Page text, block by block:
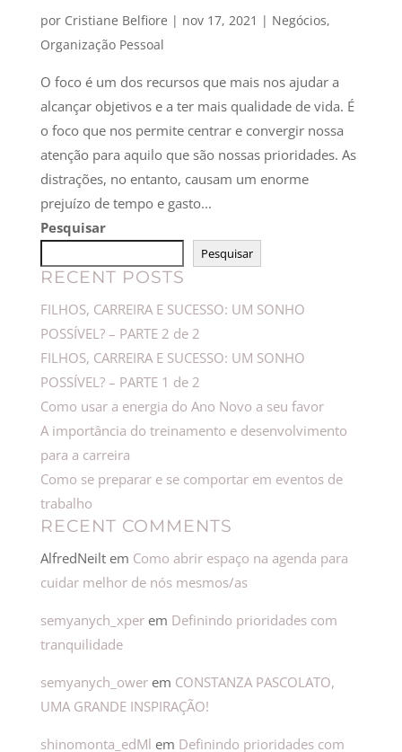
por Cristiane Belfiore | nov 17, 2021 | Negócios,
Organização Pessoal
O foco é um dos recursos que mais nos ajudar a
alcançar objetivos e a ter mais qualidade de vida. É
o foco que nos permite centrar e convergir nossa
atenção para aquilo que são nossas prioridades. As
distrações, no entanto, causam um enorme
prejuízo de tempo e gasto...
Pesquisar
Pesquisar
RECENT POSTS
FILHOS, CARREIRA E SUCESSO: UM SONHO
POSSÍVEL? – PARTE 2 de 2
FILHOS, CARREIRA E SUCESSO: UM SONHO
POSSÍVEL? – PARTE 1 de 2
Como usar a energia do Ano Novo a seu favor
A importância do treinamento e desenvolvimento
para a carreira
Como se preparar e se comportar em eventos de
trabalho
RECENT COMMENTS
AlfredNeiltem Como abrir espaço na agenda para
cuidar melhor de nós mesmos/as
semyanych_xperem Definindo prioridades com
tranquilidade
semyanych_owerem CONSTANZA PASCOLATO,
UMA GRANDE INSPIRAÇÃO!
shinomonta_edMl em Definindo prioridades com